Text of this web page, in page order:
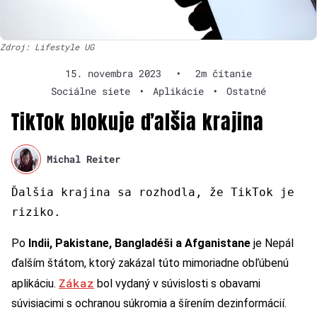
Zdroj: Lifestyle UG
15. novembra 2023 •
2m čítanie
Sociálne siete
• Aplikácie • Ostatné
TikTok blokuje ďalšia krajina
Michal Reiter
Ďalšia krajina sa rozhodla, že TikTok je
riziko.
Po Indii, Pakistane, Bangladéši a Afganistane je Nepál
ďalším štátom, ktorý zakázal túto mimoriadne obľúbenú
aplikáciu. Zákaz bol vydaný v súvislosti s obavami
súvisiacimi s ochranou súkromia a šírením dezinformácií.